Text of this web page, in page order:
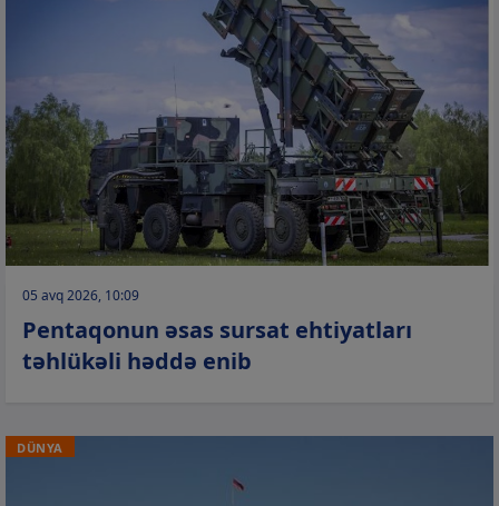
05 avq 2026, 10:09
Pentaqonun əsas sursat ehtiyatları
təhlükəli həddə enib
DÜNYA